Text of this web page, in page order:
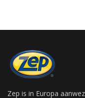
Zep is in Europa